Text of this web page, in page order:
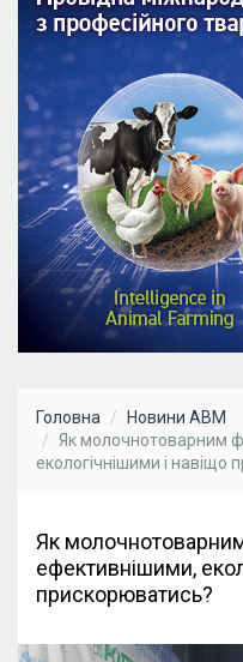
Головна
Новини АВМ
Як молочнотоварним
екологічнішими і навіщо
Як
ефективнішими,
прискорюватись?